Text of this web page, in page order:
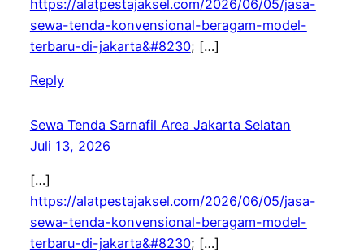
https://alatpestajaksel.com/2026/06/05/jasa-
sewa-tenda-konvensional-beragam-model-
terbaru-di-jakarta&#8230; […]
Reply
Sewa Tenda Sarnafil Area Jakarta Selatan
Juli 13, 2026
[…]
https://alatpestajaksel.com/2026/06/05/jasa-
sewa-tenda-konvensional-beragam-model-
terbaru-di-jakarta&#8230; […]